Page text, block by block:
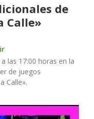
de
Calle»
las 17:00 horas en la
de juegos
Calle».